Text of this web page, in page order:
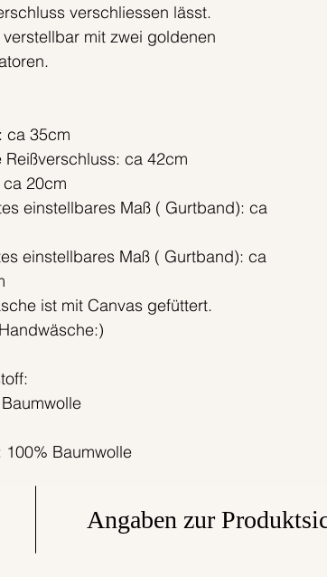
verschliessen lässt.
verstellbar mit zwei goldenen
ca 35cm
Reißverschluss: ca 42cm
ca 20cm
einstellbares Maß ( Gurtband): ca
einstellbares Maß ( Gurtband): ca
ist mit Canvas gefüttert.
100% Baumwolle
steht Bonnie & Buttermilk
Angaben zur